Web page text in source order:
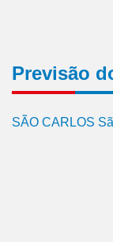
Previsão
SÃO CARLOS